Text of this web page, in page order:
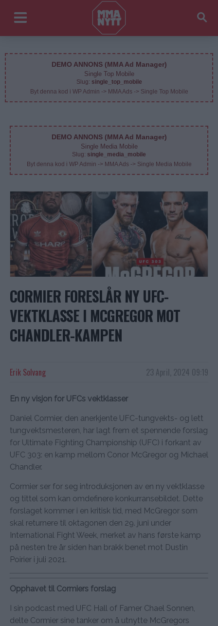
DEMO ANNONS (MMA Ad Manager)
Single Top Mobile
Slug: single_top_mobile
Byt denna kod i WP Admin -> MMA Ads -> Single Top Mobile
DEMO ANNONS (MMA Ad Manager)
Single Media Mobile
Slug: single_media_mobile
Byt denna kod i WP Admin -> MMA Ads -> Single Media Mobile
CORMIER FORESLÅR NY UFC-
VEKTKLASSE I MCGREGOR MOT
CHANDLER-KAMPEN
23 April, 2024 09:19
Erik Solvang
En ny visjon for UFCs vektklasser
Daniel Cormier, den anerkjente UFC-tungvekts- og lett
tungvektsmesteren, har lagt frem et spennende forslag
for Ultimate Fighting Championship (UFC) i forkant av
UFC 303: en kamp mellom Conor McGregor og Michael
Chandler.
Cormier ser for seg introduksjonen av en ny vektklasse
og tittel som kan omdefinere konkurransebildet. Dette
forslaget kommer i en kritisk tid, med McGregor som
skal returnere til oktagonen den 29. juni under
International Fight Week, merket av hans første kamp
på nesten tre år siden han brakk benet mot Dustin
Poirier i juli 2021.
Opphavet til Cormiers forslag
I sin podcast med UFC Hall of Famer Chael Sonnen,
delte Cormier sine tanker om å utnytte McGregors